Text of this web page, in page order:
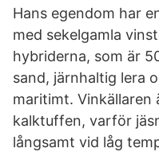
Hans egendom har
med sekelgamla
hybriderna, som är
sand, järnhaltig lera
maritimt. Vinkällaren
kalktuffen, varför
långsamt vid låg